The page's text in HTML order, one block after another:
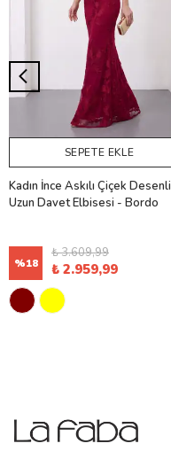
SEPETE EKLE
Kadın İnce Askılı Çiçek Desenli
Uzun Davet Elbisesi - Bordo
%18
₺ 3.609,99
₺ 2.959,99